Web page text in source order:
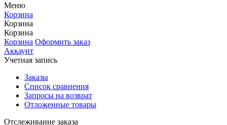
Меню
Корзина
Корзина
Корзина
Корзина Оформить заказ
Аккаунт
Учетная запись
Заказы
Список сравнения
Запросы на возврат
Отложенные товары
Отслеживание заказа